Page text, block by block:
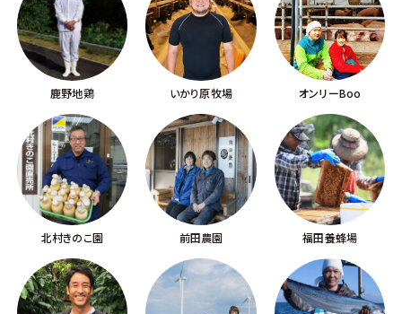
鹿野地鶏 いかり原牧場 オンリーBoo
北村きのこ園 前田農園 福田養蜂場